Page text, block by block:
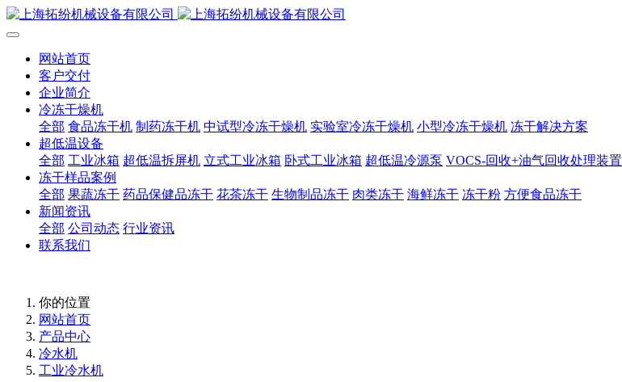
网站首页
客户交付
企业简介
冷冻干燥机
全部 食品冻干机 制药冻干机 中试型冷冻干燥机 实验室冷冻干燥机 小型冷冻干燥机 冻干解决方案
超低温设备
全部 工业冰箱 超低温拆屏机 立式工业冰箱 卧式工业冰箱 超低温冷源泵 VOCS-回收+油气回收处理装置
冻干样品案例
全部 果蔬冻干 药品保健品冻干 花茶冻干 生物制品冻干 肉类冻干 海鲜冻干 冻干粉 方便食品冻干
新闻资讯
全部 公司动态 行业资讯
联系我们
你的位置
网站首页
产品中心
冷水机
工业冷水机